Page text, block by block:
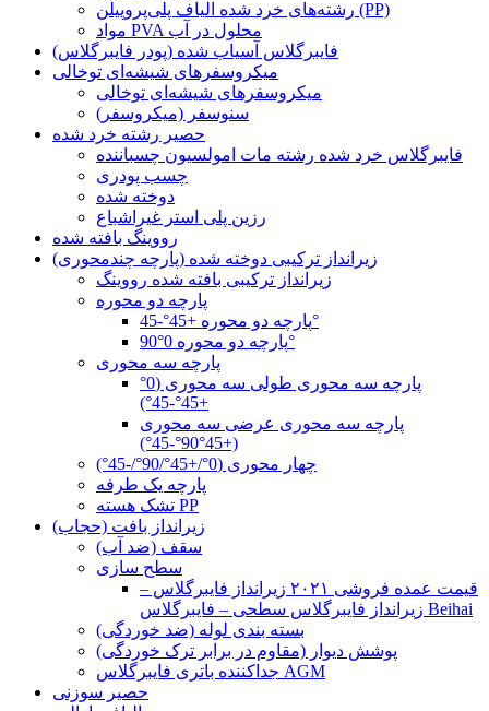
رشته‌های خرد شده الیاف پلی‌پروپیلن (PP)
مواد PVA محلول در آب
فایبرگلاس آسیاب شده (پودر فایبرگلاس)
میکروسفرهای شیشه‌ای توخالی
میکروسفرهای شیشه‌ای توخالی
سنوسفر (میکروسفر)
حصیر رشته خرد شده
فایبرگلاس خرد شده رشته مات امولسیون چسباننده
چسب پودری
دوخته شده
رزین پلی استر غیراشباع
رووینگ بافته شده
زیرانداز ترکیبی دوخته شده (پارچه چندمحوری)
زیرانداز ترکیبی بافته شده رووینگ
پارچه دو محوره
پارچه دو محوره +45°-45°
پارچه دو محوره 0°90°
پارچه سه محوری
پارچه سه محوری طولی سه محوری (0°
+45°-45°)
پارچه سه محوری عرضی سه محوری
(+45°90°-45°)
چهار محوری (0°/+45°/90°/-45°)
پارچه یک طرفه
تشک هسته PP
زیرانداز بافت (حجاب)
سقف (ضد آب)
سطح سازی
قیمت عمده فروشی ۲۰۲۱ زیرانداز فایبرگلاس –
زیرانداز فایبرگلاس سطحی – فایبرگلاس Beihai
بسته بندی لوله (ضد خوردگی)
پوشش دیوار (مقاوم در برابر ترک خوردگی)
جداکننده باتری فایبرگلاس AGM
حصیر سوزنی